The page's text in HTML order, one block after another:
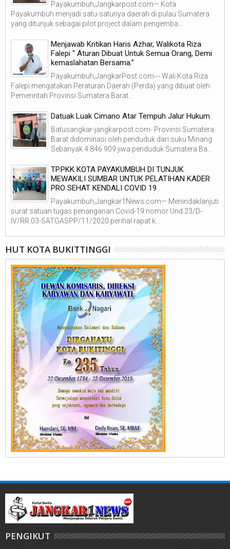
Payakumbuh,Jangkarpost.com— Kota
Payakumbuh menjadi satu-satunya daerah di pulau Sumatera
yang ditunjuk sebagai pilot project dalam pengemba...
Menjawab Kritikan Haris Azhar, Walikota Riza
Falepi “ Aturan Dibuat Untuk Semua Orang, Demi
kemaslahatan Bersama.”
Payakumbuh,JangkarPost.com--- Wali Kota Riza
Falepi mengatakan Peraturan Daerah (Perda) yang dibuat oleh
Pemerintah Provinsi Sumatera Barat...
Datuak Luak Cimano Atar Tempuh Jalur Hukum
Batusangkar-jangkarpost.com- Provinsi Sumatera
Barat didominasi oleh penduduk dari suku Minang.
Sebanyak 4.846.909 jiwa penduduk Sumatera Ba...
TP.PKK KOTA PAYAKUMBUH DI TUNJUK
MEWAKILI SUMBAR UNTUK PELATIHAN KADER
PRO SEHAT KENDALI COVID 19
Payakumbuh,Jangkar1News.com— Menindaklanjuti
surat satuan tugas penanganan Covid-19 nomor Und.23/D-
IV/RR.03-SATGASPP/11/2020 perihal rapat k...
HUT KOTA BUKITTINGGI
PENGIKUT